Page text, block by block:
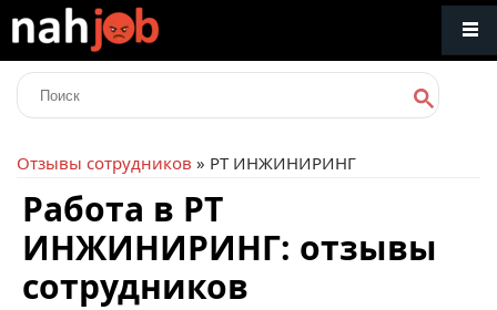
Отзывы сотрудников » РТ ИНЖИНИРИНГ
Работа в РТ
ИНЖИНИРИНГ: отзывы
сотрудников